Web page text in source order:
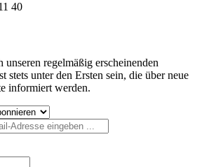
40
regelmäßig erscheinenden
stets unter den Ersten sein, die über neue
informiert werden.